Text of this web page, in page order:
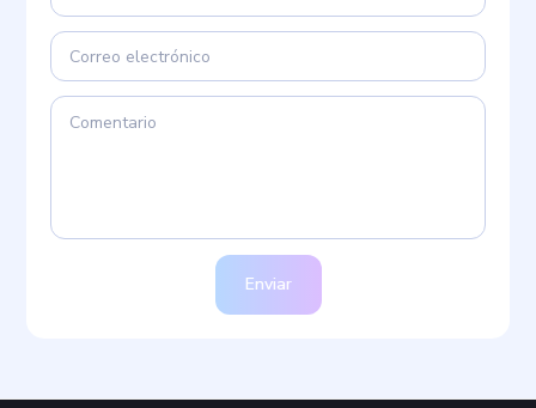
Enviar